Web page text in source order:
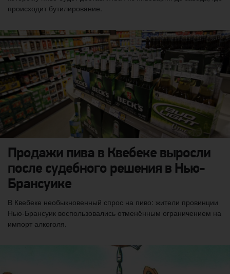
происходит бутилирование.
Продажи пива в Квебеке выросли
после судебного решения в Нью-
Брансуике
В Квебеке необыкновенный спрос на пиво: жители провинции
Нью-Брансуик воспользовались отменённым ограничением на
импорт алкоголя.